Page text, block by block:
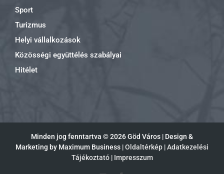
Sport
Turizmus
Helyi vállalkozások
Közösségi együttélés szabályai
Hitélet
Minden jog fenntartva ©2026 Göd Város | Design &
Marketing by Maximum Business |Oldaltérkép |Adatkezelési
Tájékoztató| Impresszum